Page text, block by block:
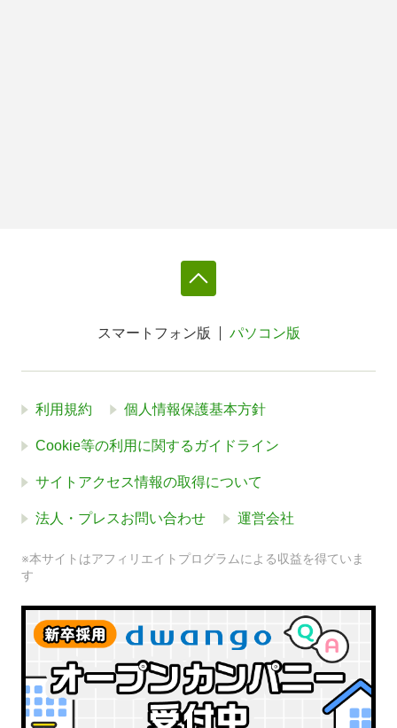
スマートフォン版 パソコン版
利用規約 個人情報保護基本方針
Cookie等の利用に関するガイドライン
サイトアクセス情報の取得について
法人・プレスお問い合わせ 運営会社
※本サイトはアフィリエイトプログラムによる収益を得ていま
す